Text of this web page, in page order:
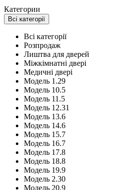
Категории
Всі категорії
Всі категорії
Розпродаж
Лиштва для дверей
Міжкімнатні двері
Медичні двері
Модель 1.29
Модель 10.5
Модель 11.5
Модель 12.31
Модель 13.6
Модель 14.6
Модель 15.7
Модель 16.7
Модель 17.8
Модель 18.8
Модель 19.9
Модель 2.30
Модель 20.9